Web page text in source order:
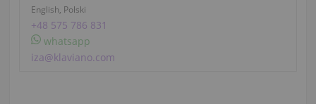
English, Polski
+48 575 786 831
whatsapp
iza@klaviano.com